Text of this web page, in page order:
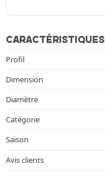
CARACTÉRISTIQUES
Profil
Dimension
Diamètre
Catégorie
Saison
Avis clients